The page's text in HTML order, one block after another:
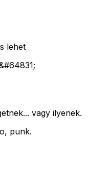
lehet
vagy ilyenek.
punk.